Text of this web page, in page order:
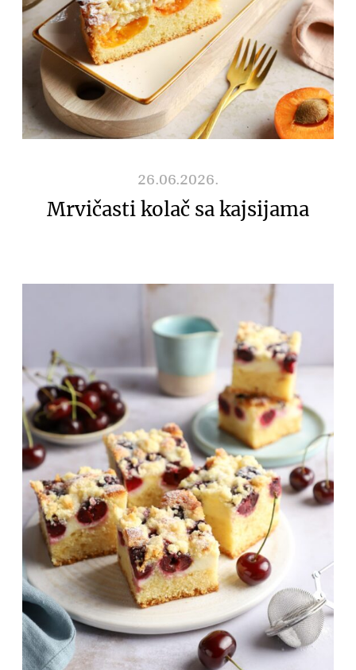
26.06.2026.
Mrvičasti kolač sa kajsijama